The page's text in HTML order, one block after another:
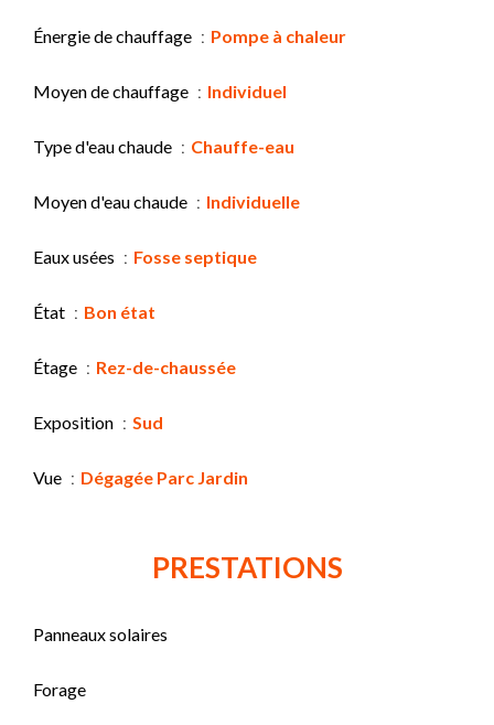
Énergie de chauffage Pompe à chaleur
Moyen de chauffage Individuel
Type d'eau chaude Chauffe-eau
Moyen d'eau chaude Individuelle
Eaux usées Fosse septique
État Bon état
Étage Rez-de-chaussée
Exposition Sud
Vue Dégagée Parc Jardin
PRESTATIONS
Panneaux solaires
Forage